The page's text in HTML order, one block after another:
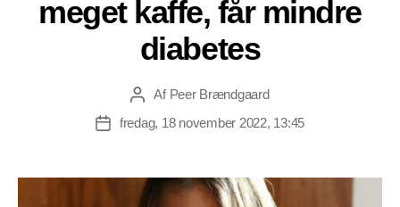
meget kaffe, får mindre
diabetes
Indlægsforfatter
Af Peer Brændgaard
Indlægsdato
fredag, 18 november 2022, 13:45